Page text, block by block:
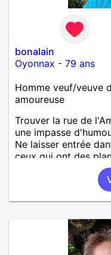
bonalain
Oyonnax - 79 ans
Homme veuf/veuve
amoureuse
Trouver la rue de
une impasse
Ne laisser entrée
ceux qui ont des